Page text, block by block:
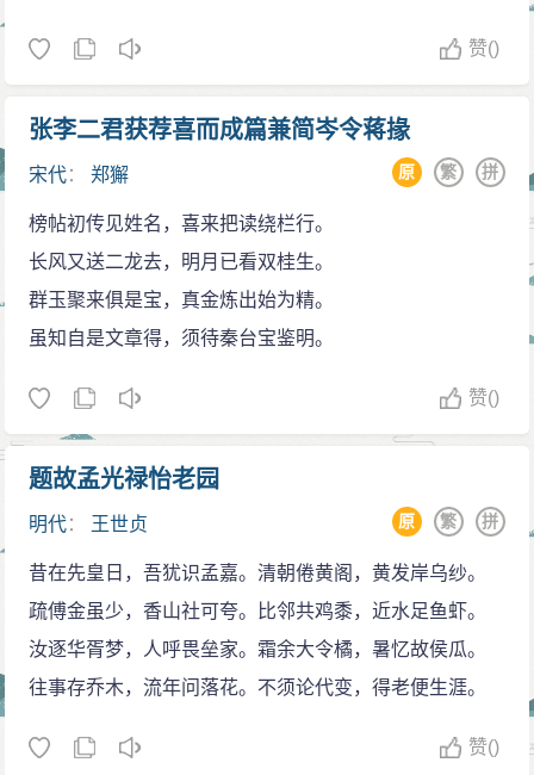
的周瑜现今又如何呢？不是也被大浪淘尽了吗。这样一
比，苏轼便从悲哀中超脱了。“人生到处知何似，应似飞
鸿踏雪泥。泥上偶然留指爪，鸿飞哪复计东西“(《和子由
渑池怀旧》)。所以苏轼在与周瑜作了一番比较后，虽然
个人类的发展规律和普遍命运，双方其实也没有什么大
的差别。有了这样深沉的思索，遂引出结句“人间如梦，
一樽还酹江月“的感慨。正如他在《西江月》词中所说的
那样：“世事一场大梦，人生几度秋凉。“消极悲观不是人
生的真谛，超脱飞扬才是生命的壮歌。既然人间世事恍
闷，从有限中玩味无限，让精神获得自由。其同期所作
与山间之明月，耳得之而为声，目遇之而成色。取之无
禁，用之不竭，是造物者之无尽藏也，而吾与子之所共
适也。“这种超然远想的文字，宛然是《庄子？齐物论》
思想的翻版。但庄子以此回避现实，苏轼则以此超越现
实。
赞()
张李二君获荐喜而成篇兼简岑令蒋掾
宋代：郑獬 拼
繁
原
榜帖初传见姓名，喜来把读绕栏行。
长风又送二龙去，明月已看双桂生。
群玉聚来俱是宝，真金炼出始为精。
虽知自是文章得，须待秦台宝鉴明。
赞()
题故孟光禄怡老园
明代： 王世贞 拼
繁
原
昔在先皇日，吾犹识孟嘉。清朝倦黄阁，黄发岸乌纱。
疏傅金虽少，香山社可夸。比邻共鸡黍，近水足鱼虾。
汝逐华胥梦，人呼畏垒家。霜余大令橘，暑忆故侯瓜。
往事存乔木，流年问落花。不须论代变，得老便生涯。
赞()